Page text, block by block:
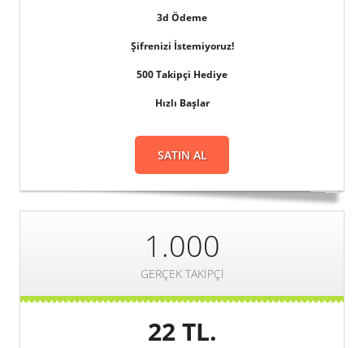
3d Ödeme
Şifrenizi İstemiyoruz!
500 Takipçi Hediye
Hızlı Başlar
SATIN AL
1.000
GERÇEK TAKIPÇI
22 TL.